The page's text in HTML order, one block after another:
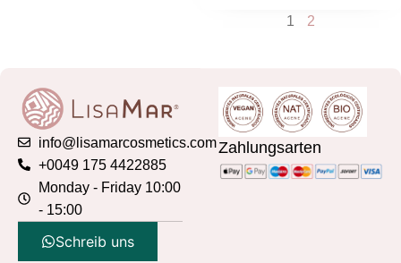
1 2
info@lisamarcosmetics.com
+0049 175 4422885
Monday - Friday 10:00
- 15:00
Schreib uns
Zahlungsarten